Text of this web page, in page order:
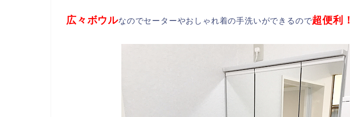
広々ボウルなのでセーターやおしゃれ着の手洗いができるので超便利！